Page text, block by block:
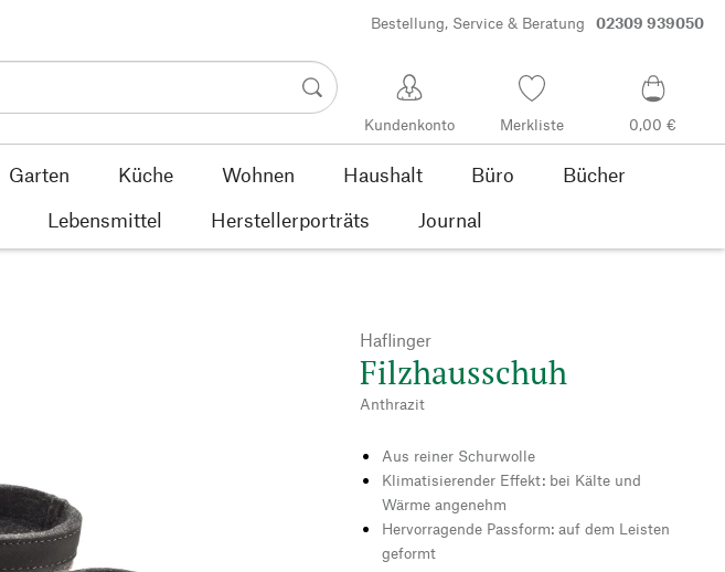
Bestellung, Service & Beratung 02309 939050
Kundenkonto Merkliste 0,00 €
Garten Küche Wohnen Haushalt Büro
Bücher
Lebensmittel Herstellerporträts Journal
Haflinger
Filzhausschuh
Anthrazit
Aus reiner Schurwolle
Klimatisierender Effekt: bei Kälte und
Wärme angenehm
Hervorragende Passform: auf dem Leisten
geformt